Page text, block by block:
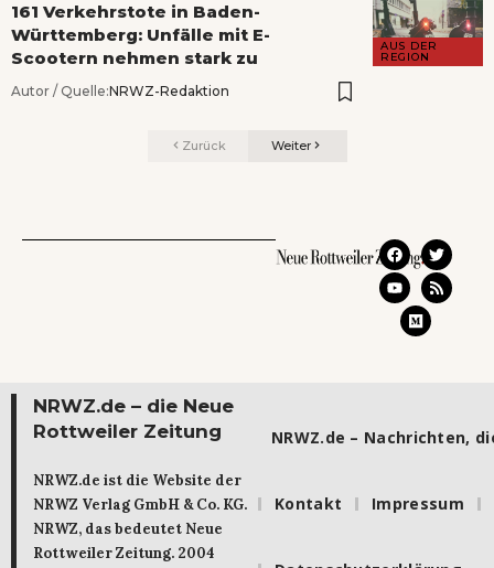
AUS DER
REGION
161 Verkehrstote in Baden-
Württemberg: Unfälle mit E-
Scootern nehmen stark zu
Autor / Quelle:NRWZ-Redaktion
Zurück Weiter
NRWZ.de – die Neue
Rottweiler Zeitung
NRWZ.de ist die Website der
NRWZ Verlag GmbH & Co. KG.
NRWZ, das bedeutet Neue
Rottweiler Zeitung. 2004
NRWZ.de – Nachrichten,
Kontakt Impressum